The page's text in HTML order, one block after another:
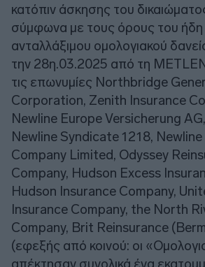
κατόπιν άσκησης του
σύμφωνα με τους όρους του ήδη
ανταλλάξιμου ομολογιακού
την 28η.03.2025 από τη METLEN,
τις επωνυμίες Northbridge
Corporation, Zenith Insurance
Newline Europe Versicherung
Newline Syndicate 1218,
Company Limited, Odyssey
Company, Hudson Excess
Hudson Insurance Company,
Insurance Company, the North
Company, Brit Reinsurance
(εφεξής από κοινού: οι
απέκτησαν συνολικά ένα